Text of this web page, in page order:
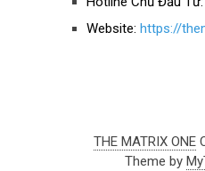
Website: https://
THE MATRIX ONE
Theme by